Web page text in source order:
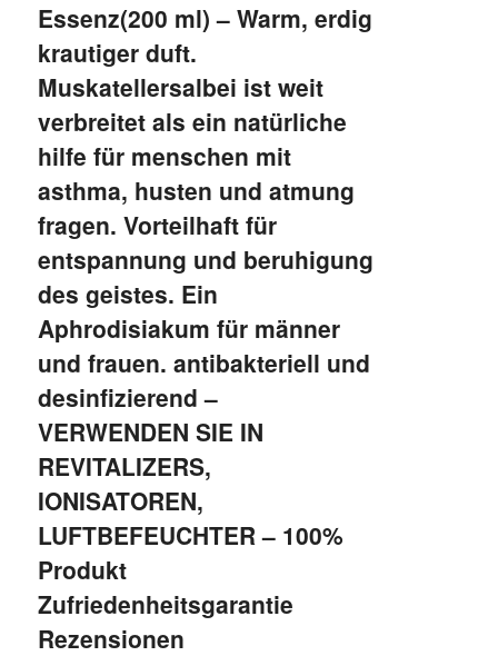
Essenz(200 ml) – Warm, erdig
krautiger duft.
Muskatellersalbei ist weit
verbreitet als ein natürliche
hilfe für menschen mit
asthma, husten und atmung
fragen. Vorteilhaft für
entspannung und beruhigung
des geistes. Ein
Aphrodisiakum für männer
und frauen. antibakteriell und
desinfizierend –
VERWENDEN SIE IN
REVITALIZERS,
IONISATOREN,
LUFTBEFEUCHTER – 100%
Produkt
Zufriedenheitsgarantie
Rezensionen